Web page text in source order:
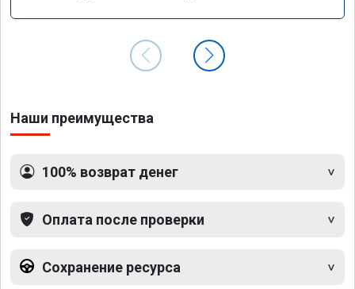
Наши преимущества
100% возврат денег
Оплата после проверки
Сохранение ресурса